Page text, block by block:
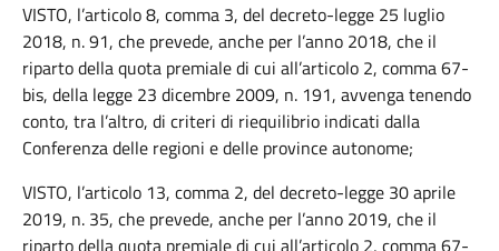
VISTO, l’articolo 8, comma 3, del decreto-legge 25 luglio
2018, n. 91, che prevede, anche per l’anno 2018, che il
riparto della quota premiale di cui all’articolo 2, comma 67-
bis, della legge 23 dicembre 2009, n. 191, avvenga tenendo
conto, tra l’altro, di criteri di riequilibrio indicati dalla
Conferenza delle regioni e delle province autonome;
VISTO, l’articolo 13, comma 2, del decreto-legge 30 aprile
2019, n. 35, che prevede, anche per l’anno 2019, che il
riparto della quota premiale di cui all’articolo 2, comma 67-